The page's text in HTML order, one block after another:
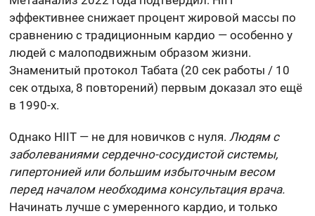
эффективнее снижает процент жировой массы по
сравнению с традиционным кардио — особенно у
людей с малоподвижным образом жизни.
Знаменитый протокол Табата (20 сек работы / 10
сек отдыха, 8 повторений) первым доказал это ещё
в 1990-х.
Однако HIIT — не для новичков с нуля. Людям с
заболеваниями сердечно-сосудистой системы,
гипертонией или большим избыточным весом
перед началом необходима консультация врача.
Начинать лучше с умеренного кардио, и только